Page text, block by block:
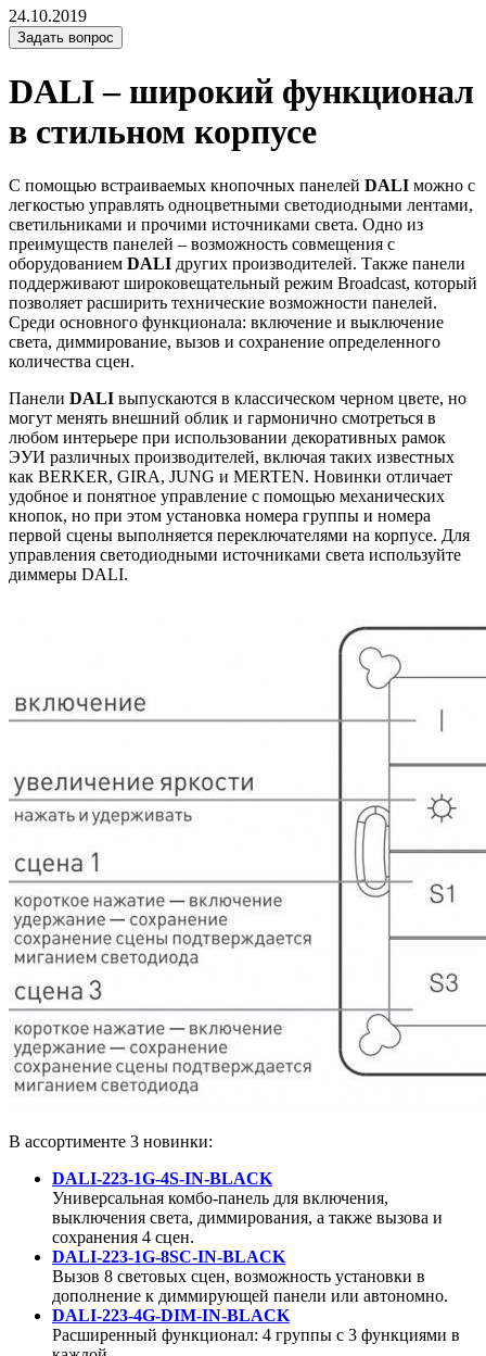
24.10.2019
Задать вопрос
DALI – широкий функционал
в стильном корпусе
С помощью встраиваемых кнопочных панелей DALI можно с
легкостью управлять одноцветными светодиодными лентами,
светильниками и прочими источниками света. Одно из
преимуществ панелей – возможность совмещения с
оборудованием DALI других производителей. Также панели
поддерживают широковещательный режим Broadcast, который
позволяет расширить технические возможности панелей.
Среди основного функционала: включение и выключение
света, диммирование, вызов и сохранение определенного
количества сцен.
Панели DALI выпускаются в классическом черном цвете, но
могут менять внешний облик и гармонично смотреться в
любом интерьере при использовании декоративных рамок
ЭУИ различных производителей, включая таких известных
как BERKER, GIRA, JUNG и MERTEN. Новинки отличает
удобное и понятное управление с помощью механических
кнопок, но при этом установка номера группы и номера
первой сцены выполняется переключателями на корпусе. Для
управления светодиодными источниками света используйте
диммеры DALI.
В ассортименте 3 новинки:
DALI-223-1G-4S-IN-BLACK
Универсальная комбо-панель для включения,
выключения света, диммирования, а также вызова и
сохранения 4 сцен.
DALI-223-1G-8SC-IN-BLACK
Вызов 8 световых сцен, возможность установки в
дополнение к диммирующей панели или автономно.
DALI-223-4G-DIM-IN-BLACK
Расширенный функционал: 4 группы с 3 функциями в